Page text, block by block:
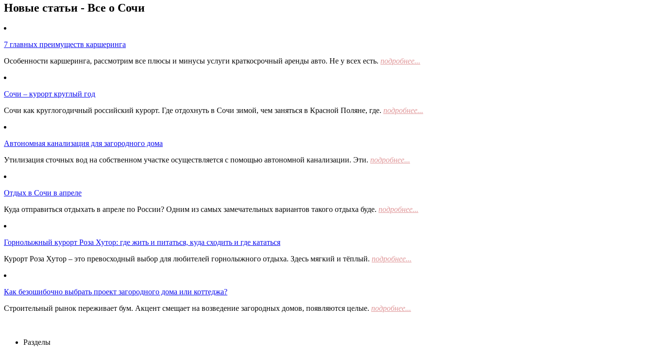
Новые статьи - Все о Сочи
7 главных преимуществ каршеринга
Особенности каршеринга, рассмотрим все плюсы и минусы услуги краткосрочный аренды авто. Не у всех есть. подробнее...
Сочи – курорт круглый год
Сочи как круглогодичный российский курорт. Где отдохнуть в Сочи зимой, чем заняться в Красной Поляне, где. подробнее...
Автономная канализация для загородного дома
Утилизация сточных вод на собственном участке осуществляется с помощью автономной канализации. Эти. подробнее...
Отдых в Сочи в апреле
Куда отправиться отдыхать в апреле по России? Одним из самых замечательных вариантов такого отдыха буде. подробнее...
Горнолыжный курорт Роза Хутор: где жить и питаться, куда сходить и где кататься
Курорт Роза Хутор – это превосходный выбор для любителей горнолыжного отдыха. Здесь мягкий и тёплый. подробнее...
Как безошибочно выбрать проект загородного дома или коттеджа?
Строительный рынок переживает бум. Акцент смещает на возведение загородных домов, появляются целые. подробнее...
Разделы